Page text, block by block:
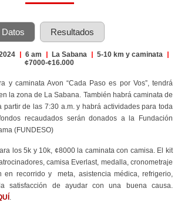
Datos Resultados
| 6 am | La Sabana | 5-10 km y caminata
|
¢7000-¢16.000
y caminata Avon “Cada Paso es por Vos”, tendrá
la zona de La Sabana. También habrá caminata de
partir de las 7:30 a.m. y habrá actividades para toda
recaudados serán donados a la Fundación
(FUNDESO)
los 5k y 10k, ¢8000 la caminata con camisa. El kit
camisa Everlast, medalla, cronometraje
en recorrido y meta, asistencia médica, refrigerio,
satisfacción de ayudar con una buena causa.